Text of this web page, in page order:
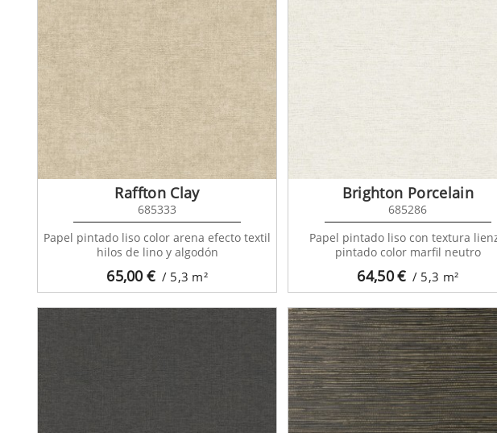
65,00€ / 5,3 m²
Raffton Clay
685333
Papel pintado liso color arena efecto textil
hilos de lino y algodón
64,50€ / 5,3 m²
Brighton Porcelain
685286
Papel pintado liso con textura
pintado color marfil neutro